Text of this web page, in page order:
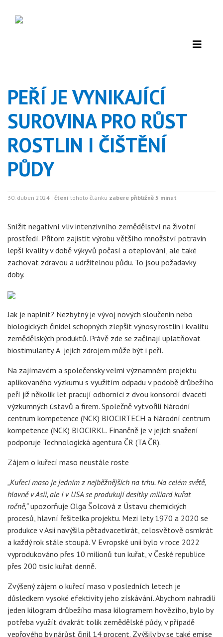
PEŘÍ JE VYNIKAJÍCÍ
SUROVINA PRO RŮST
ROSTLIN I ČIŠTĚNÍ
PŮDY
30. duben 2024 | čtení tohoto článku zabere přibližně 5 minut
Snížit negativní vliv intenzivního zemědělství na životní
prostředí. Přitom zajistit výrobu většího množství potravin
lepší kvality v době výkyvů počasí a oteplování, ale také
zachovat zdravou a udržitelnou půdu. To jsou požadavky
doby.
Jak je naplnit? Nezbytný je vývoj nových sloučenin nebo
biologických činidel schopných zlepšit výnosy rostlin i kvalitu
zemědělských produktů. Právě zde se začínají uplatňovat
biostimulanty. A jejich zdrojem může být i peří.
Na zajímavém a společensky velmi významném projektu
aplikovaného výzkumu s využitím odpadu v podobě drůbežího
peří již několik let pracují odborníci z dvou konsorcií dvaceti
výzkumných ústavů a firem. Společně vytvořili Národní
centrum kompetence (NCK) BIOCIRTECH a Národní centrum
kompetence (NCK) BIOCIRKL. Finančně je v jejich snažení
podporuje Technologická agentura ČR (TA ČR).
Zájem o kuřecí maso neustále roste
„Kuřecí maso je jedním z nejběžnějších na trhu. Na celém světě,
hlavně v Asii, ale i v USA se produkují desítky miliard kuřat
ročně,“upozorňuje Olga Šolcová z Ústavu chemických
procesů, hlavní řešitelka projektu. Mezi lety 1970 a 2020 se
produkce v Asii navýšila pětadvacetkrát, celosvětově osmkrát
a každý rok stále stoupá. V Evropské unii bylo v roce 2022
vyprodukováno přes 10 milionů tun kuřat, v České republice
přes 200 tisíc kuřat denně.
Zvýšený zájem o kuřecí maso v posledních letech je
důsledkem vysoké efektivity jeho získávání. Abychom nahradili
jeden kilogram drůbežího masa kilogramem hovězího, bylo by
potřeba využít dvakrát tolik zemědělské půdy, v případě
vepřového by nárůst činil 14 procent. Zvýšily by se také emise